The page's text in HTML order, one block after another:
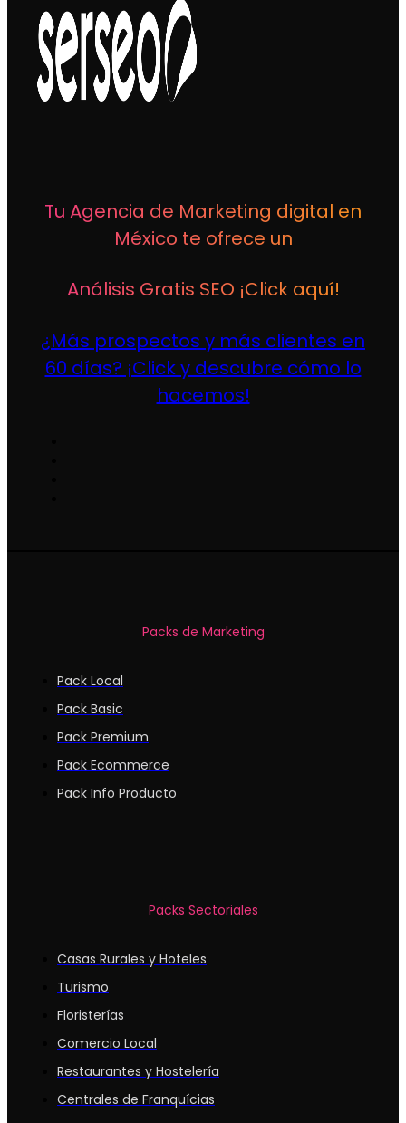
Tu Agencia de Marketing digital en
México te ofrece un
Análisis Gratis SEO ¡Click aquí!
¿Más prospectos y más clientes en
60 días? ¡Click y descubre cómo lo
hacemos!
Packs de Marketing
Pack Local
Pack Basic
Pack Premium
Pack Ecommerce
Pack Info Producto
Packs Sectoriales
Casas Rurales y Hoteles
Turismo
Floristerías
Comercio Local
Restaurantes y Hostelería
Centrales de Franquícias